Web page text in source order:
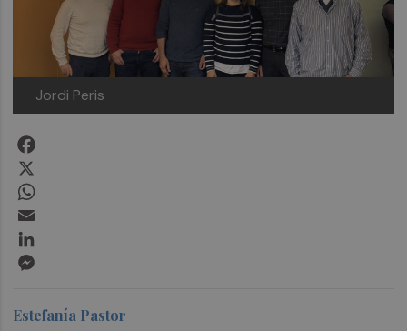
Jordi Peris
Estefanía Pastor